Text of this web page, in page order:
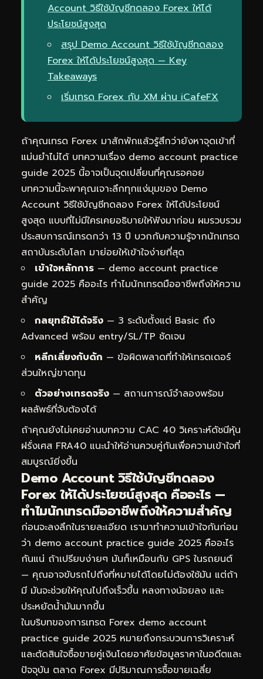
Account วิธีใช้บัญชีทดลอง Forex ให้ได้
ประโยชน์สูงสุด
สรุป Demo Account วิธีใช้บัญชีทดลอง
Forex ให้ได้ประโยชน์สูงสุด — Key
Takeaways
เริ่มเทรด Forex กับ XM ผ่าน iCafeFX
ถ้าคุณเทรด Forex มาสักพักแล้วรู้สึกว่ายังหาจุดเข้าที่
แม่นยำไม่ได้ บทความเรื่อง demo account practice
guide 2025 นี้อาจเป็นจุดเปลี่ยนที่คุณรอคอย
บทความนี้จะพาคุณเจาะลึกทุกแง่มุมของ Demo
Account วิธีใช้บัญชีทดลอง Forex ให้ได้ประโยชน์
สูงสุด แบบที่ไม่มีใครเคยอธิบายให้ฟังมาก่อน ผมรวบรวม
ประสบการณ์เทรดกว่า 13 ปี บวกกับความรู้จากนักเทรด
สถาบันระดับโลก มาย่อยให้เข้าใจง่ายที่สุด
เข้าใจหลักการ — demo account practice
guide 2025 คืออะไร ทำไมนักเทรดมืออาชีพถึงให้ความ
สำคัญ
กลยุทธ์ใช้ได้จริง — 3 ระดับตั้งแต่ Basic ถึง
Advanced พร้อม entry/SL/TP ชัดเจน
หลีกเลี่ยงกับดัก — ข้อผิดพลาดที่ทำให้เทรดเดอร์
ส่วนใหญ่ขาดทุน
ตัวอย่างเทรดจริง — สถานการณ์จำลองพร้อม
ผลลัพธ์ที่จับต้องได้
ถ้าคุณยังไม่เคยอ่านบทความ CAC 40 วิเคราะห์ดัชนีหุ้น
ฝรั่งเศส FRA40 แนะนำให้อ่านควบคู่กันเพื่อความเข้าใจที่
สมบูรณ์ยิ่งขึ้น
Demo Account วิธีใช้บัญชีทดลอง
Forex ให้ได้ประโยชน์สูงสุด คืออะไร —
ทำไมนักเทรดมืออาชีพถึงให้ความสำคัญ
ก่อนจะลงลึกในรายละเอียด เรามาทำความเข้าใจกันก่อน
ว่า demo account practice guide 2025 คืออะไร
กันแน่ ถ้าเปรียบง่ายๆ มันก็เหมือนกับ GPS ในรถยนต์
— คุณอาจขับรถไปถึงที่หมายได้โดยไม่ต้องใช้มัน แต่ถ้า
มี มันจะช่วยให้คุณไปถึงเร็วขึ้น หลงทางน้อยลง และ
ประหยัดน้ำมันมากขึ้น
ในบริบทของการเทรด Forex demo account
practice guide 2025 หมายถึงกระบวนการวิเคราะห์
และตัดสินใจซื้อขายคู่เงินโดยอาศัยข้อมูลราคาในอดีตและ
ปัจจุบัน ตลาด Forex มีปริมาณการซื้อขายเฉลี่ย